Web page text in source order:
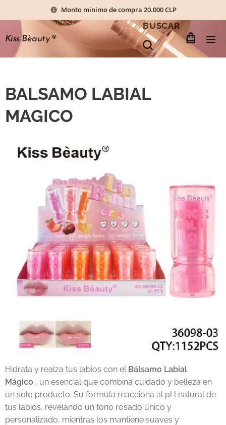
Monto minimo de compra 20.000 CLP
Kiss Bèauty®
BUSCAR
BALSAMO LABIAL
MAGICO
Hidrata y realza tus labios con el Bálsamo Labial
Mágico , un esencial que combina cuidado y belleza en
un solo producto. Su fórmula reacciona al pH natural de
tus labios, revelando un tono rosado único y
personalizado, mientras los mantiene suaves y